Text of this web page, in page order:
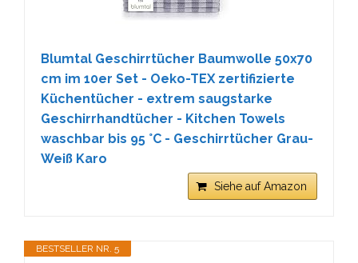
Blumtal Geschirrtücher Baumwolle 50x70
cm im 10er Set - Oeko-TEX zertifizierte
Küchentücher - extrem saugstarke
Geschirrhandtücher - Kitchen Towels
waschbar bis 95 °C - Geschirrtücher Grau-
Weiß Karo
Siehe auf Amazon
BESTSELLER NR. 5